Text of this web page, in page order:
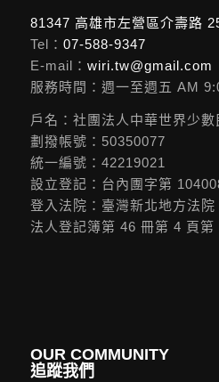
81347 高雄市左營區介壽路
Tel： 07-588-9347
E-mail： wiri.tw@gmail.com
服務時間：週一至週五 AM
戶名：社團法人中華世界少
劃撥帳號：50350077
統一編號：42219021
設立登記：台內團字第
登入法院：臺灣新北地方法院
法人登記簿第 46 冊第 4 頁第
OUR COMMUNITY
追蹤我們